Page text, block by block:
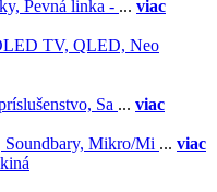
Pevná linka - ... viac
TV, QLED, Neo
Sa ... viac
Soundbary, Mikro/Mi ... viac